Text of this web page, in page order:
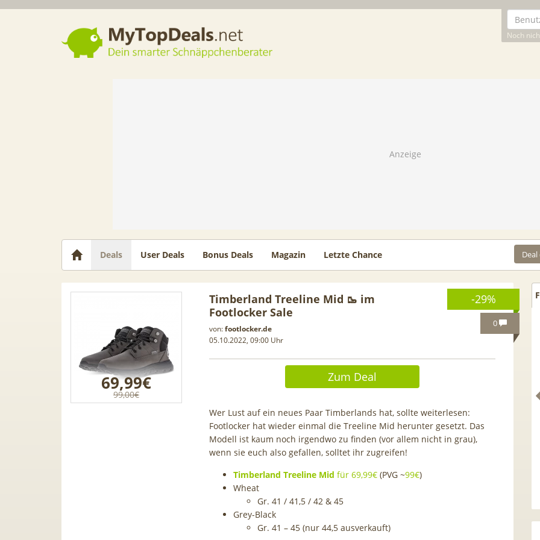
Noch
Dein smarter Schnäppchenberater
Deals User Deals Bonus Deals Magazin Letzte Chance
-29%
0
69,99€
99,00€
Timberland Treeline Mid 🥾 im
Footlocker Sale
von:footlocker.de
05.10.2022, 09:00 Uhr
Zum Deal
Wer Lust auf ein neues Paar Timberlands hat, sollte weiterlesen:
Footlocker hat wieder einmal die Treeline Mid herunter gesetzt. Das
Modell ist kaum noch irgendwo zu finden (vor allem nicht in grau),
wenn sie euch also gefallen, solltet ihr zugreifen!
Timberland Treeline Mid für 69,99€ (PVG ~99€)
Wheat
Gr. 41 / 41,5 / 42 & 45
Grey-Black
Gr. 41 – 45 (nur 44,5 ausverkauft)
TOP 🍿 Netflix Standard + 300
TV-Sender (280 in HD) via
waipu.tv Perfect Plus ab 9€
mtl.
Luftentfeuchten | 9.000